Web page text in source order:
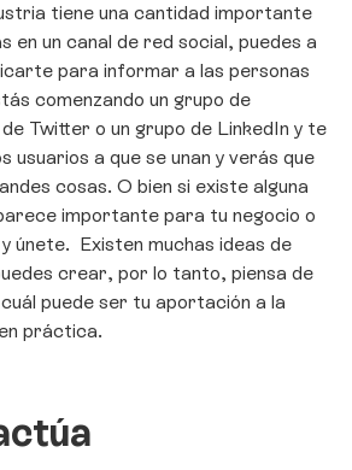
tiene una cantidad importante
en un canal de red social, puedes a
para informar a las personas
comenzando un grupo de
Twitter o un grupo de LinkedIn y te
usuarios a que se unan y verás que
cosas. O bien si existe alguna
importante para tu negocio o
únete. Existen muchas ideas de
crear, por lo tanto, piensa de
puede ser tu aportación a la
práctica.